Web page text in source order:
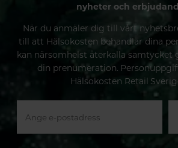
nyheter och
När du anmäler dig till vårt
till att Hälsokosten behandlar dina
kan närsomhelst återkalla samtycket
din prenumeration.
Hälsokosten Retail